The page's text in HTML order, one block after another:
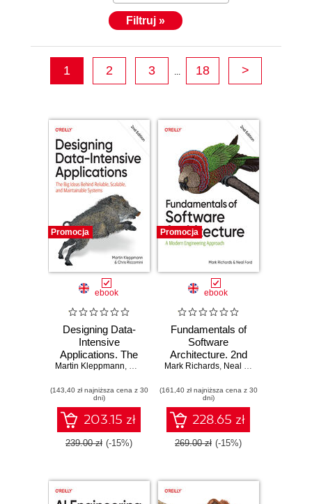
Filtruj »
1 2 3 ... 18 >
Promocja
ebook
Designing Data-
Intensive
Applications. The
Big Ideas Behind
and Maintainable
Systems. 2nd
Edition
Martin Kleppmann, Chris Riccomini
(143,40 zł najniższa cena z 30
dni)
203.15 zł
239.00 zł (-15%)
Promocja
ebook
Fundamentals of
Software
Architecture. 2nd
Edition
Mark Richards, Neal Ford
(161,40 zł najniższa cena z 30
dni)
228.65 zł
269.00 zł (-15%)